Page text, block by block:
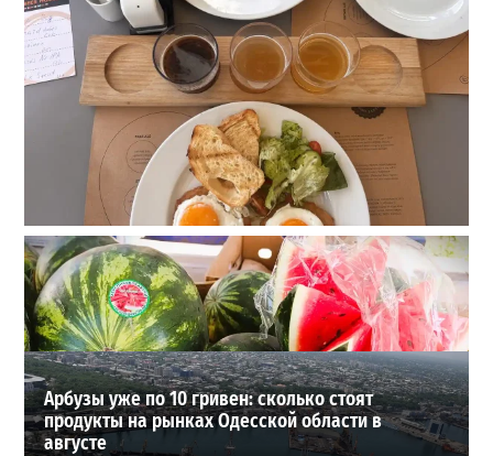
22 сорта пива, мидии и вид на море: сколько стоит
отдых в пабе на «Ланжероне»
2
01-08-2026 в 19:02
ВИБОР РЕДАКЦИИ
Арбузы уже по 10 гривен: сколько стоят
продукты на рынках Одесской области в
августе